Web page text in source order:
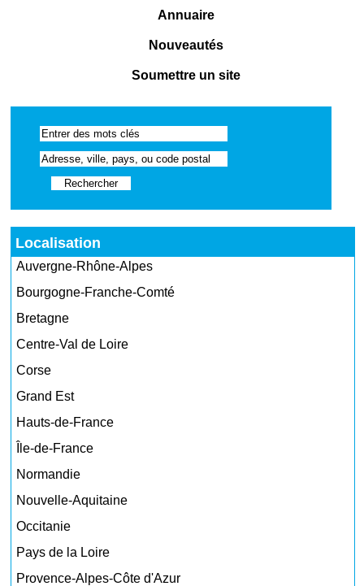
Annuaire
Nouveautés
Soumettre un site
Localisation
Auvergne-Rhône-Alpes
Bourgogne-Franche-Comté
Bretagne
Centre-Val de Loire
Corse
Grand Est
Hauts-de-France
Île-de-France
Normandie
Nouvelle-Aquitaine
Occitanie
Pays de la Loire
Provence-Alpes-Côte d'Azur